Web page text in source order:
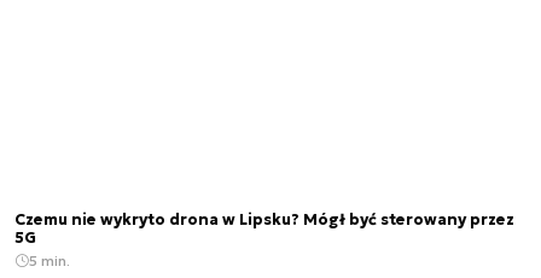
Czemu nie wykryto drona w Lipsku? Mógł być sterowany przez
5G
5 min.